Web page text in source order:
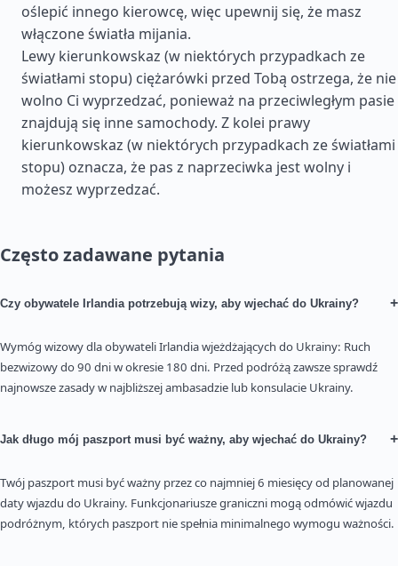
oślepić innego kierowcę, więc upewnij się, że masz
włączone światła mijania.
Lewy kierunkowskaz (w niektórych przypadkach ze
światłami stopu) ciężarówki przed Tobą ostrzega, że nie
wolno Ci wyprzedzać, ponieważ na przeciwległym pasie
znajdują się inne samochody. Z kolei prawy
kierunkowskaz (w niektórych przypadkach ze światłami
stopu) oznacza, że pas z naprzeciwka jest wolny i
możesz wyprzedzać.
Często zadawane pytania
Czy obywatele Irlandia potrzebują wizy, aby wjechać do Ukrainy? +
Wymóg wizowy dla obywateli Irlandia wjeżdżających do Ukrainy: Ruch
bezwizowy do 90 dni w okresie 180 dni. Przed podróżą zawsze sprawdź
najnowsze zasady w najbliższej ambasadzie lub konsulacie Ukrainy.
Jak długo mój paszport musi być ważny, aby wjechać do Ukrainy? +
Twój paszport musi być ważny przez co najmniej 6 miesięcy od planowanej
daty wjazdu do Ukrainy. Funkcjonariusze graniczni mogą odmówić wjazdu
podróżnym, których paszport nie spełnia minimalnego wymogu ważności.